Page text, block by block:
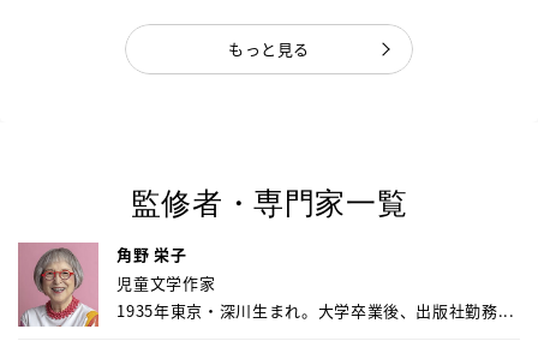
もっと見る
監修者・専門家一覧
角野 栄子
児童文学作家
1935年東京・深川生まれ。大学卒業後、出版社勤務...